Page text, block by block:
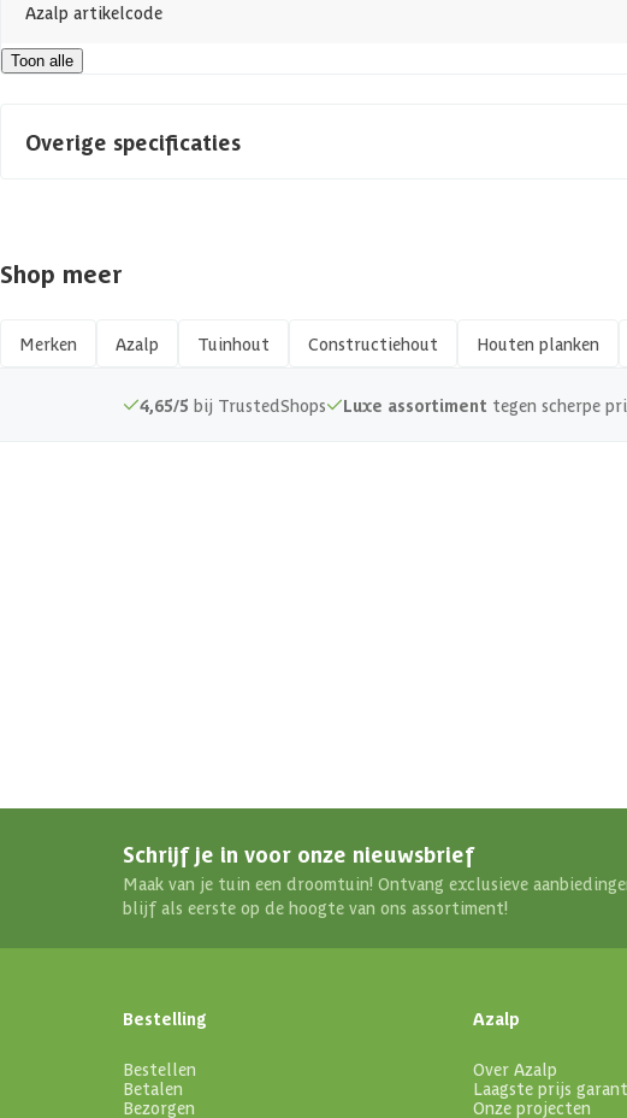
Azalp artikelcode
EAN-code
Toon alle
Overige specificaties
Afwerking
Kopmaat
Shop meer
Merken Azalp Tuinhout Constructiehout Houten planken
4,65/5 bij TrustedShops Luxe assortiment tegen scherpe
Schrijf je in voor onze nieuwsbrief
Maak van je tuin een droomtuin! Ontvang exclusieve
blijf als eerste op de hoogte van ons assortiment!
Bestelling
Bestellen
Betalen
Bezorgen
Azalp
Over Azalp
Laagste prijs
Onze projecten